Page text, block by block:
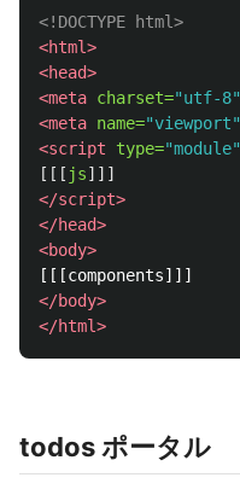
<!DOCTYPE html>
<html>
<head>
<meta charset="utf-8"
<meta name="viewport"
<script type="module"
[[[ js]]]
</script>
</head>
<body>
</body>
</html>
todos ポータル